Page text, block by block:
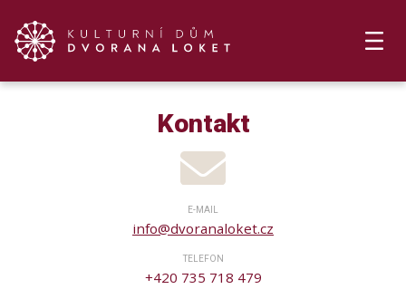
Kontakt
E-MAIL
info@dvoranaloket.cz
TELEFON
+420 735 718 479